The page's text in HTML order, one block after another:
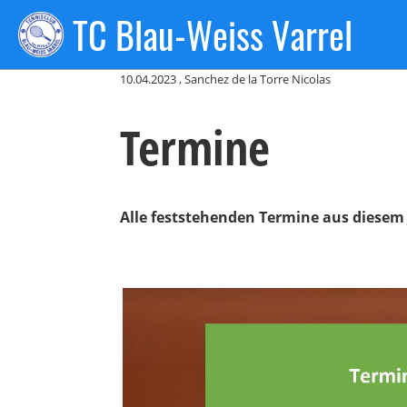
TC Blau-Weiss Varrel
Zurück
10.04.2023, Sanchez de la Torre Nicolas
Termine
Alle feststehenden Termine aus diesem